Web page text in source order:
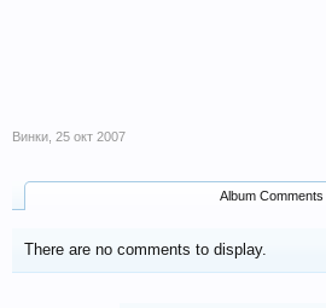
Винки 25 окт 2007
Album Comments
There are no comments to display.